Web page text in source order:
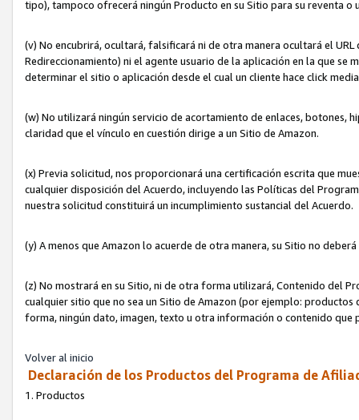
tipo), tampoco ofrecerá ningún Producto en su Sitio para su reventa o
(v) No encubrirá, ocultará, falsificará ni de otra manera ocultará el
Redireccionamiento) ni el agente usuario de la aplicación en la que
determinar el sitio o aplicación desde el cual un cliente hace click
(w) No utilizará ningún servicio de acortamiento de enlaces, botones,
claridad que el vínculo en cuestión dirige a un Sitio de Amazon.
(x) Previa solicitud, nos proporcionará una certificación escrita que
cualquier disposición del Acuerdo, incluyendo las Políticas del
nuestra solicitud constituirá un incumplimiento sustancial del Acuerdo.
(y) A menos que Amazon lo acuerde de otra manera, su Sitio no
(z) No mostrará en su Sitio, ni de otra forma utilizará, Contenido del
cualquier sitio que no sea un Sitio de Amazon (por ejemplo:
forma, ningún dato, imagen, texto u otra información o contenido
Volver al inicio
Declaración de los Productos del Programa de
1. Productos